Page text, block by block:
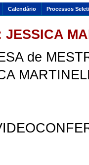
Calendário Processos
de